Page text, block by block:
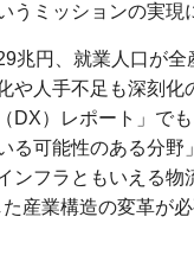
うミッションの実現
兆円、就業人口が
や人手不足も深刻
DX）レポート」で
る可能性のある分野
ンフラともいえる
産業構造の変革が